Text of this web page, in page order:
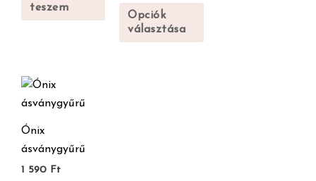
teszem
Opciók
választása
Ónix
ásványgyűrű
1 590 Ft